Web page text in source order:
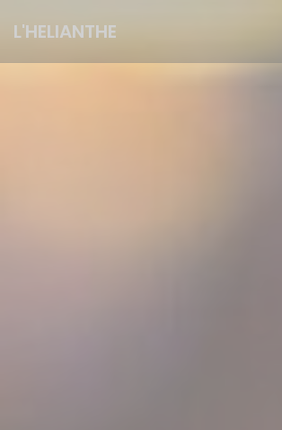
L'HELIANTHE